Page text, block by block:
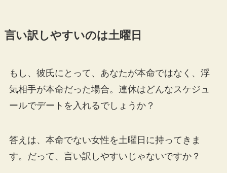
言い訳しやすいのは土曜日
もし、彼氏にとって、あなたが本命ではなく、浮
気相手が本命だった場合。連休はどんなスケジュ
ールでデートを入れるでしょうか？
答えは、本命でない女性を土曜日に持ってきま
す。だって、言い訳しやすいじゃないですか？